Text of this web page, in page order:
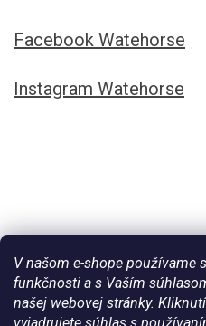
V našom e-shope používame
funkčnosti a s Vaším
našej webovej stránky.
Facebook Watehorse
Instagram Watehorse